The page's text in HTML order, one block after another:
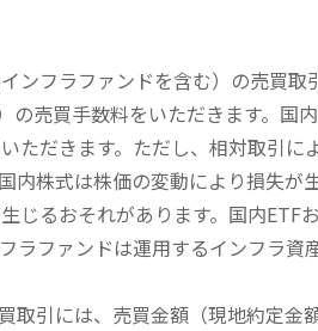
ンフラファンドを含む）の売買
売買手数料をいただきます。国
ただきます。ただし、相対取引
内株式は株価の変動により損失が
じるおそれがあります。国内ETF
ラファンドは運用するインフラ
取引には、売買金額（現地約定金